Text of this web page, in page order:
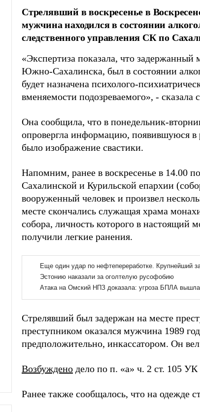
Стрелявший в воскресенье в
мужчина находился в состоянии
следственного управления СК по
«Экспертиза показала, что
Южно-Сахалинска, был в состоянии
будет назначена психолого-
вменяемости подозреваемого», - сказала
Она сообщила, что в понедельник-
опровергла информацию, появившуюся
было изображение свастики.
Напомним, ранее в воскресенье в 14.00
Сахалинской и Курильской епархии
вооруженный человек и произвел
месте скончались служащая храма
собора, личность которого в настоящий
получили легкие ранения.
Стрелявший был задержан на месте
преступником оказался мужчина 1989
предположительно, инкассатором. Он
Возбуждено дело по п. «а» ч. 2 ст. 105
Ранее также сообщалось, что на одежде